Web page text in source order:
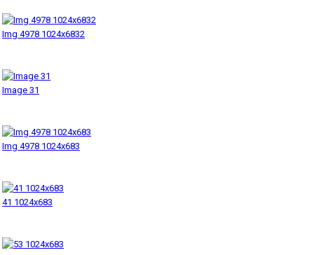
Img 4978 1024x6832
Image 31
Img 4978 1024x683
41 1024x683